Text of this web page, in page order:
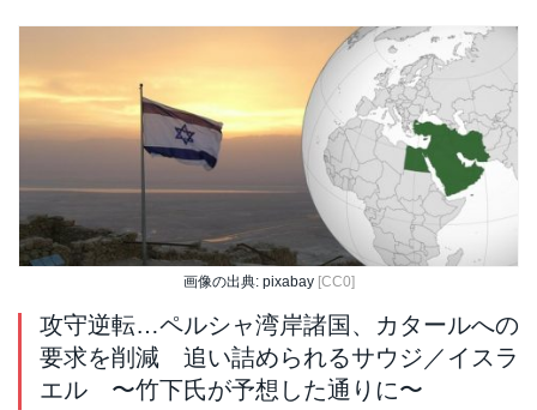
画像の出典: pixabay [CC0]
攻守逆転…ペルシャ湾岸諸国、カタールへの
要求を削減 追い詰められるサウジ／イスラ
エル 〜竹下氏が予想した通りに〜